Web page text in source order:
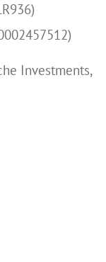
Investments,